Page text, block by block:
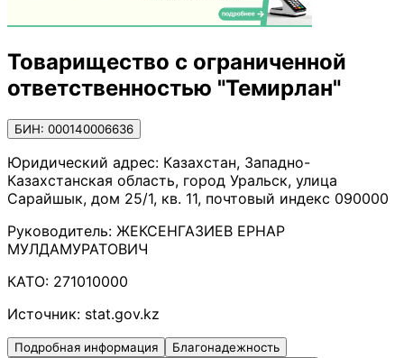
Товарищество с ограниченной
ответственностью "Темирлан"
БИН: 000140006636
Юридический адрес: Казахстан, Западно-
Казахстанская область, город Уральск, улица
Сарайшык, дом 25/1, кв. 11, почтовый индекс 090000
Руководитель: ЖЕКСЕНГАЗИЕВ ЕРНАР
МУЛДАМУРАТОВИЧ
КАТО: 271010000
Источник: stat.gov.kz
Подробная информация
Благонадежность